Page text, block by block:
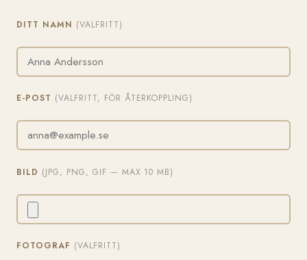
DITT NAMN (VALFRITT)
E-POST (VALFRITT, FÖR ÅTERKOPPLING)
BILD (JPG, PNG, GIF — MAX 10 MB)
FOTOGRAF (VALFRITT)